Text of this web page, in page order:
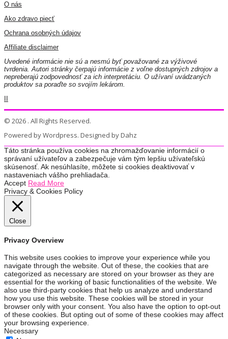
O nás
Ako zdravo piecť
Ochrana osobných údajov
Affiliate disclaimer
Uvedené informácie nie sú a nesmú byť považované za výživové
tvrdenia. Autori stránky čerpajú informácie z voľne dostupných zdrojov a
nepreberajú zodpovednosť za ich interpretáciu. O užívaní uvádzaných
produktov sa poraďte so svojím lekárom.
© 2026 . All Rights Reserved.
Powered by Wordpress. Designed by Dahz
Táto stránka používa cookies na zhromažďovanie informácií o
správaní užívateľov a zabezpečuje vám tým lepšiu užívateľskú
skúsenosť. Ak nesúhlasíte, môžete si cookies deaktivovať v
nastaveniach vášho prehliadača.
Accept Read More
Privacy & Cookies Policy
Close
Privacy Overview
This website uses cookies to improve your experience while you
navigate through the website. Out of these, the cookies that are
categorized as necessary are stored on your browser as they are
essential for the working of basic functionalities of the website. We
also use third-party cookies that help us analyze and understand
how you use this website. These cookies will be stored in your
browser only with your consent. You also have the option to opt-out
of these cookies. But opting out of some of these cookies may affect
your browsing experience.
Necessary